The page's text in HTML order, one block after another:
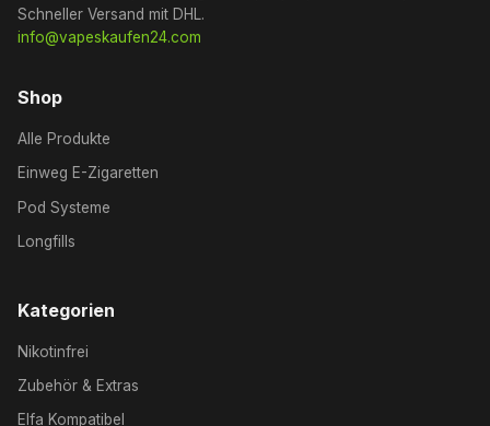
Schneller Versand mit DHL.
info@vapeskaufen24.com
Shop
Alle Produkte
Einweg E-Zigaretten
Pod Systeme
Longfills
Kategorien
Nikotinfrei
Zubehör & Extras
Elfa Kompatibel